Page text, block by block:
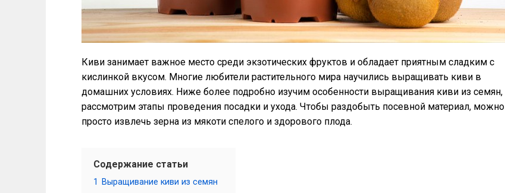
Киви занимает важное место среди экзотических фруктов и обладает приятным сладким с
кислинкой вкусом. Многие любители растительного мира научились выращивать киви в
домашних условиях. Ниже более подробно изучим особенности выращивания киви из семян,
рассмотрим этапы проведения посадки и ухода. Чтобы раздобыть посевной материал, можно
просто извлечь зерна из мякоти спелого и здорового плода.
Содержание статьи
1
Выращивание киви из семян